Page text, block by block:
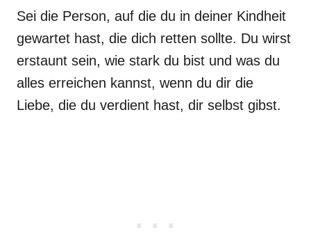
Sei die Person, auf die du in deiner Kindheit
gewartet hast, die dich retten sollte. Du wirst
erstaunt sein, wie stark du bist und was du
alles erreichen kannst, wenn du dir die
Liebe, die du verdient hast, dir selbst gibst.